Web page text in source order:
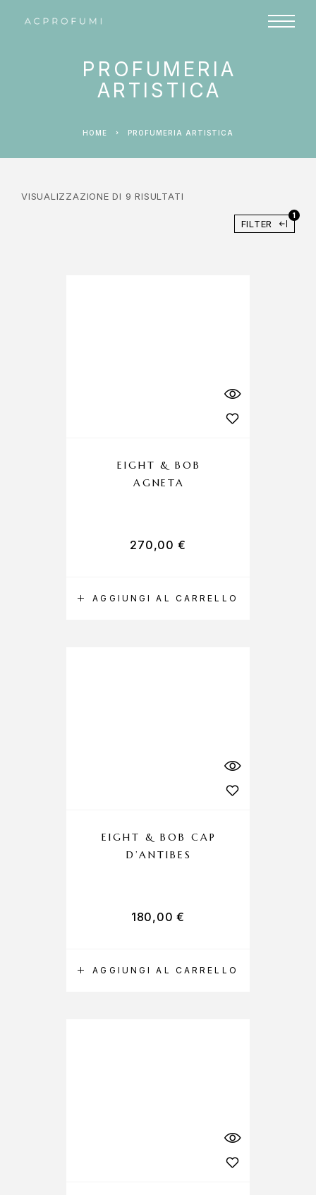
PROFUMERIA
ARTISTICA
HOME PROFUMERIA ARTISTICA
VISUALIZZAZIONE DI 9 RISULTATI
FILTER
1
AGGIUNGI AL CARRELLO
EIGHT & BOB
AGNETA
270,00 €
AGGIUNGI AL CARRELLO
EIGHT & BOB CAP
D’ANTIBES
180,00€